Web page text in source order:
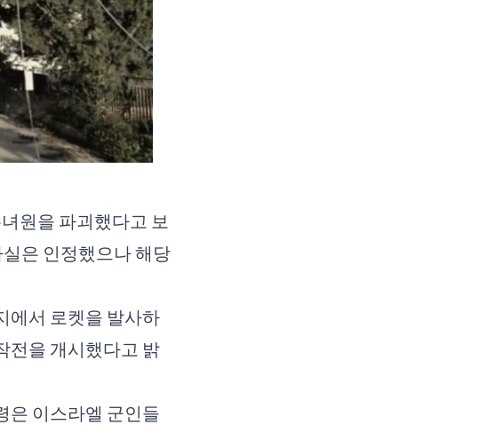
원을 파괴했다고 보
은 인정했으나 해당
에서 로켓을 발사하
전을 개시했다고 밝
은 이스라엘 군인들